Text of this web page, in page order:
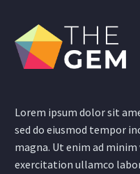
Lorem ipsum dolor sit
sed do eiusmod tempor
magna. Ut enim ad
exercitation ullamco